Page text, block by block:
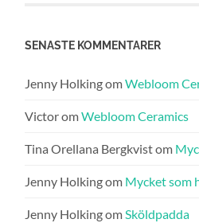
SENASTE KOMMENTARER
Jenny HolkingomWebloom
VictoromWebloom Ceramics
Tina Orellana Bergkvistom
Jenny Holkingom Mycket som
Jenny HolkingomSköldpadda